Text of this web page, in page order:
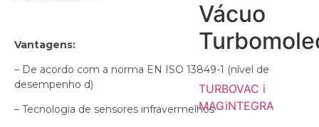
Vácuo
TURBOVAC i
MAGiNTEGRA
Vantagens:
– De acordo com a norma EN ISO 13849-1 (nível de
desempenho d)
– Tecnologia de sensores infravermelhos